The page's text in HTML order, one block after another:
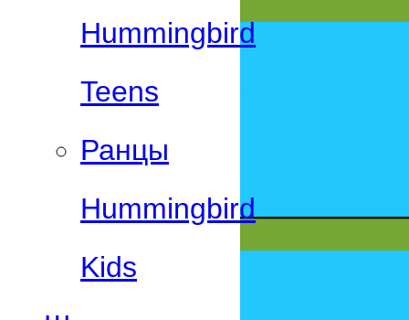
Hummingbird
Teens
Ранцы
Hummingbird
Kids